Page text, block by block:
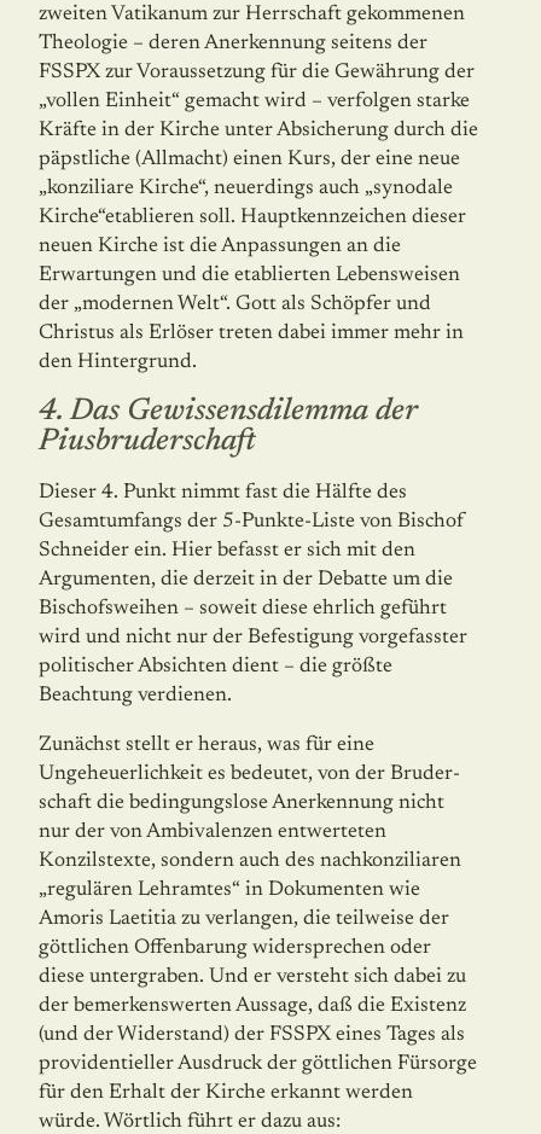
zweiten Vatikanum zur Herrschaft gekommenen
Theologie – deren Aner­ken­nung seitens der
FSSPX zur Voraussetzung für die Gewährung der
„vollen Einheit“ gemacht wird – verfolgen starke
Kräfte in der Kirche unter Absicherung durch die
päpst­liche (Allmacht) einen Kurs, der eine neue
„konziliare Kirche“, neuerdings auch „synodale
Kirche“etablieren soll. Hauptkennzeichen dieser
neuen Kirche ist die Anpassungen an die
Erwartungen und die etablierten Lebensweisen
der „modernen Welt“. Gott als Schöp­fer und
Christus als Erlöser treten dabei immer mehr in
den Hintergrund.
4. Das Gewissensdilemma der
Piusbruderschaft
Dieser 4. Punkt nimmt fast die Hälfte des
Gesamtumfangs der 5-Punkte-Liste von Bi­schof
Schneider ein. Hier befasst er sich mit den
Argumenten, die derzeit in der Debatte um die
Bischofsweihen – soweit diese ehrlich geführt
wird und nicht nur der Befestigung vorgefasster
politischer Absichten dient – die größte
Beachtung verdienen.
Zunächst stellt er heraus, was für eine
Ungeheuerlichkeit es bedeutet, von der Bruder­
schaft die bedingungslose Anerkennung nicht
nur der von Ambivalenzen entwerteten
Konzilstexte, sondern auch des nachkonziliaren
„regulären Lehramtes“ in Dokumenten wie
Amoris Laetitia zu verlangen, die teilweise der
göttlichen Offenbarung wider­spre­chen oder
diese untergraben. Und er versteht sich dabei zu
der bemerkenswerten Aus­sage, daß die Existenz
(und der Widerstand) der FSSPX eines Tages als
providentieller Ausdruck der göttlichen Fürsorge
für den Erhalt der Kirche erkannt werden
würde. Wörtlich führt er dazu aus: